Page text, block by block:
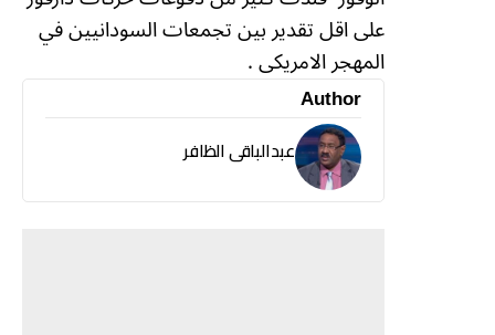
على اقل تقدير بين تجمعات السودانيين في
المهجر الامريكى .
Author
عبدالباقى الظافر